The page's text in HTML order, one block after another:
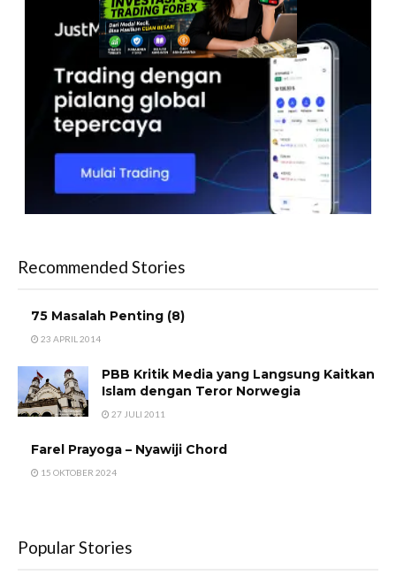
Recommended Stories
75 Masalah Penting (8)
23 APRIL 2014
PBB Kritik Media yang Langsung Kaitkan
Islam dengan Teror Norwegia
27 JULI 2011
Farel Prayoga – Nyawiji Chord
15 OKTOBER 2024
Popular Stories